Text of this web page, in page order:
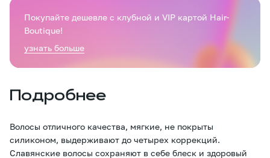
Подробнее
Волосы отличного качества, мягкие, не покрыты
силиконом, выдерживают до четырех коррекций.
Славянские волосы сохраняют в себе блеск и здоровый
Покупайте дешевле с клубной и VIP картой Hair-
Boutique!
узнать больше